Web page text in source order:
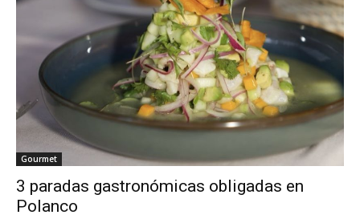
Gourmet
3 paradas gastronómicas obligadas en
Polanco